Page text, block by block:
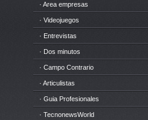
· Area empresas
· Videojuegos
· Entrevistas
· Dos minutos
· Campo Contrario
· Articulistas
· Guia Profesionales
· TecnonewsWorld